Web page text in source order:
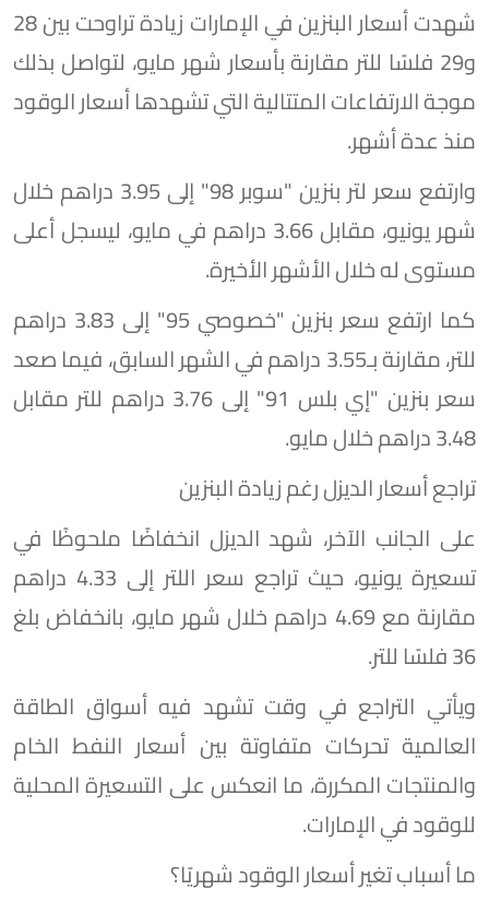
شهدت أسعار البنزين في الإمارات زيادة تراوحت بين 28
و29 فلسًا للتر مقارنة بأسعار شهر مايو، لتواصل بذلك
موجة الارتفاعات المتتالية التي تشهدها أسعار الوقود
منذ عدة أشهر.
وارتفع سعر لتر بنزين "سوبر 98" إلى 3.95 دراهم خلال
شهر يونيو، مقابل 3.66 دراهم في مايو، ليسجل أعلى
مستوى له خلال الأشهر الأخيرة.
كما ارتفع سعر بنزين "خصوصي 95" إلى 3.83 دراهم
للتر، مقارنة بـ3.55 دراهم في الشهر السابق، فيما صعد
سعر بنزين "إي بلس 91" إلى 3.76 دراهم للتر مقابل
3.48 دراهم خلال مايو.
تراجع أسعار الديزل رغم زيادة البنزين
على الجانب الآخر، شهد الديزل انخفاضًا ملحوظًا في
تسعيرة يونيو، حيث تراجع سعر اللتر إلى 4.33 دراهم
مقارنة مع 4.69 دراهم خلال شهر مايو، بانخفاض بلغ
36 فلسًا للتر.
ويأتي التراجع في وقت تشهد فيه أسواق الطاقة
العالمية تحركات متفاوتة بين أسعار النفط الخام
والمنتجات المكررة، ما انعكس على التسعيرة المحلية
للوقود في الإمارات.
ما أسباب تغير أسعار الوقود شهريًا؟